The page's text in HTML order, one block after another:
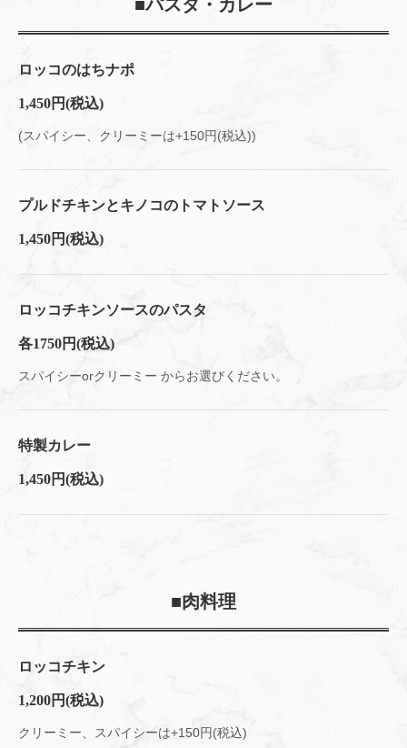
■パスタ・カレー
ロッコのはちナポ
1,450円(税込)
(スパイシー、クリーミーは+150円(税込))
プルドチキンとキノコのトマトソース
1,450円(税込)
ロッコチキンソースのパスタ
各1750円(税込)
スパイシーorクリーミー からお選びください。
特製カレー
1,450円(税込)
■肉料理
ロッコチキン
1,200円(税込)
クリーミー、スパイシーは+150円(税込)
この店舗情報をシェアする
https://kitchenrocco.owst.jp/takeouts